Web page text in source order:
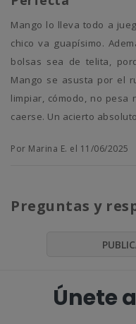
Mango lo lleva todo a juego, arnés, correa y porta bolsitas! Mi
chico va guapísimo.
bolsas sea de telita,
Mango se asusta por el
limpiar, cómodo, no pesa
caerse. Un acierto
Por Marina E. el 11/06/2025
Preguntas y
Únete